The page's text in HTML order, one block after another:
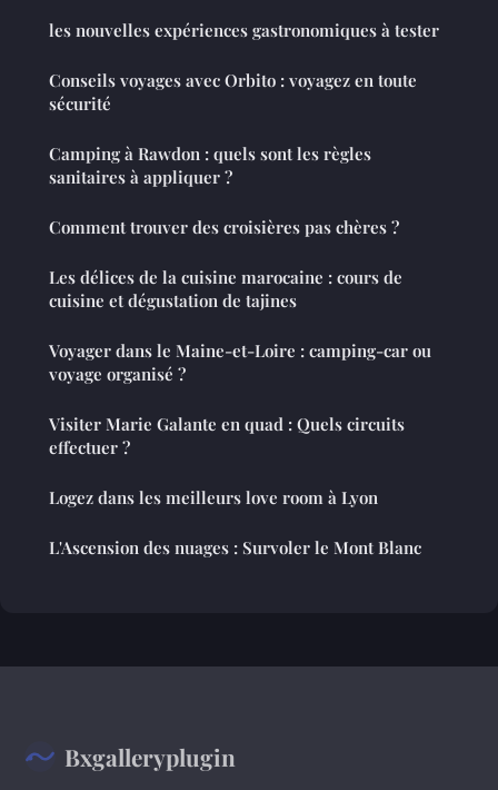
les nouvelles expériences gastronomiques à tester
Conseils voyages avec Orbito : voyagez en toute
sécurité
Camping à Rawdon : quels sont les règles
sanitaires à appliquer ?
Comment trouver des croisières pas chères ?
Les délices de la cuisine marocaine : cours de
cuisine et dégustation de tajines
Voyager dans le Maine-et-Loire : camping-car ou
voyage organisé ?
Visiter Marie Galante en quad : Quels circuits
effectuer ?
Logez dans les meilleurs love room à Lyon
L'Ascension des nuages ​​: Survoler le Mont Blanc
Bxgalleryplugin